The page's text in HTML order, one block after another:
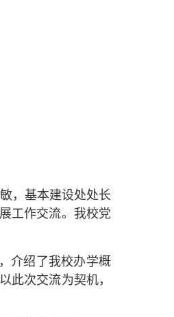
，基本建设处处长
工作交流。我校党
介绍了我校办学概
次交流为契机，